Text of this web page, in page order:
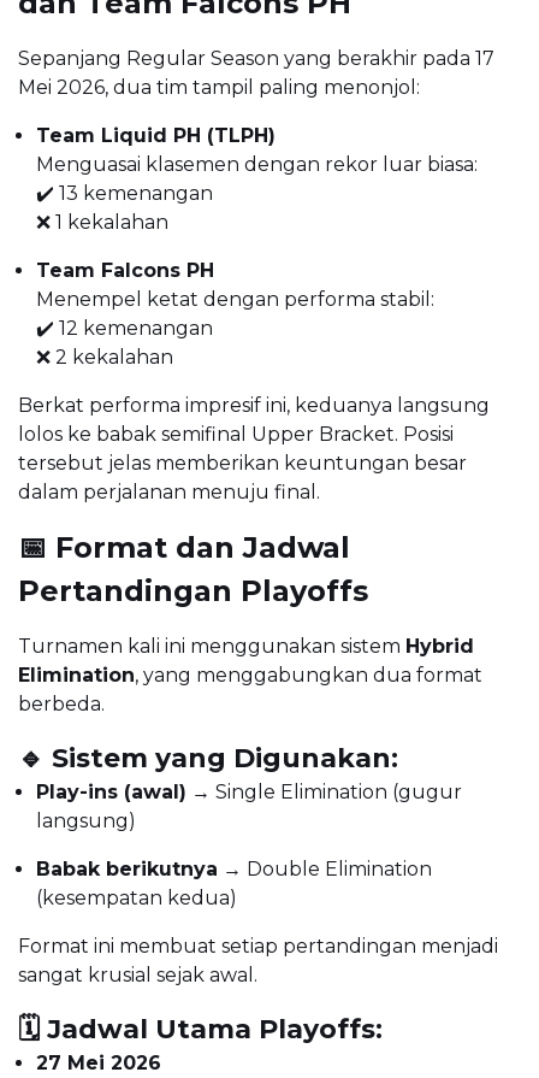
Sepanjang Regular Season yang berakhir pada 17
Mei 2026, dua tim tampil paling menonjol:
Team Liquid PH (TLPH)
Menguasai klasemen dengan rekor luar biasa:
✔️ 13 kemenangan
❌ 1 kekalahan
Team Falcons PH
Menempel ketat dengan performa stabil:
✔️ 12 kemenangan
❌ 2 kekalahan
Berkat performa impresif ini, keduanya langsung
lolos ke babak semifinal Upper Bracket. Posisi
tersebut jelas memberikan keuntungan besar
dalam perjalanan menuju final.
📅 Format dan Jadwal
Pertandingan Playoffs
Turnamen kali ini menggunakan sistem Hybrid
Elimination, yang menggabungkan dua format
berbeda.
🔹 Sistem yang Digunakan:
Play-ins (awal) → Single Elimination (gugur
langsung)
Babak berikutnya → Double Elimination
(kesempatan kedua)
Format ini membuat setiap pertandingan menjadi
sangat krusial sejak awal.
🗓️ Jadwal Utama Playoffs:
27 Mei 2026